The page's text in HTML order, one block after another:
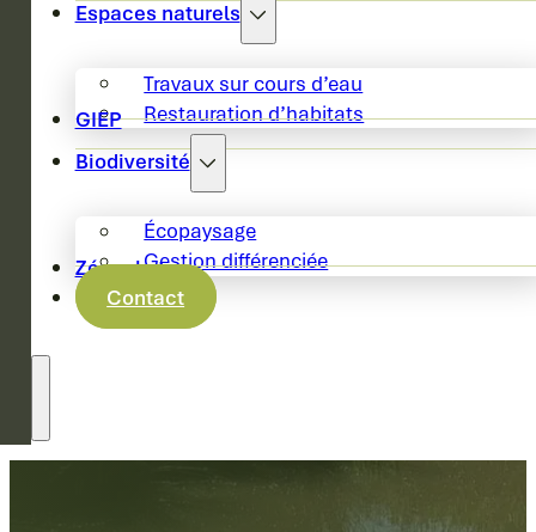
Espaces naturels
Travaux sur cours d’eau
Restauration d’habitats
GIEP
Biodiversité
Écopaysage
Gestion différenciée
Zéro phyto
Contact